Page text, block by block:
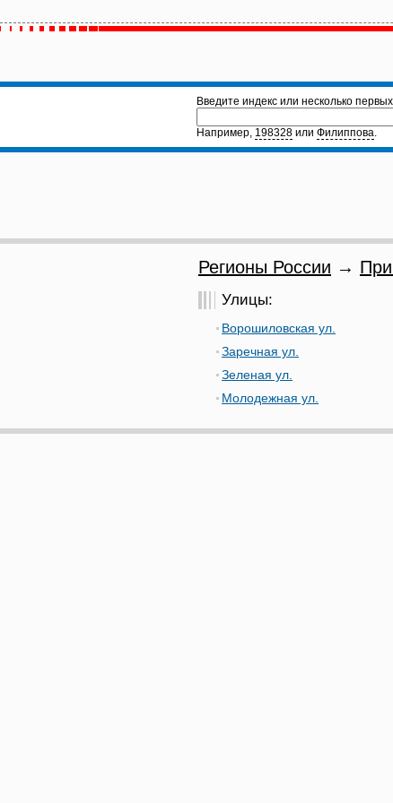
Введите индекс или несколько
Например, 198328 или Филиппова.
Регионы России →
Улицы:
Ворошиловская ул.
Заречная ул.
Зеленая ул.
Молодежная ул.